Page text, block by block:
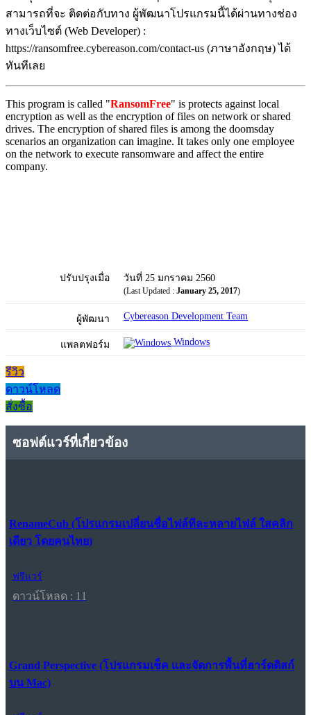
สามารถที่จะ ติดต่อกับทาง ผู้พัฒนาโปรแกรมนี้ได้ผ่านทางช่อง
ทางเว็บไซต์ (Web Developer) :
https://ransomfree.cybereason.com/contact-us (ภาษาอังกฤษ) ได้
ทันทีเลย
This program is called "RansomFree" is protects against local
encryption as well as the encryption of files on network or shared
drives. The encryption of shared files is among the doomsday
scenarios an organization can imagine. It takes only one employee
on the network to execute ransomware and affect the entire
company.
ปรับปรุงเมื่อ วันที่ 25 มกราคม 2560
(Last Updated : January 25, 2017)
ผู้พัฒนา Cybereason Development Team
แพลตฟอร์ม Windows
รีวิว
ดาวน์โหลด
สั่งซื้อ
ซอฟต์แวร์ที่เกี่ยวข้อง
RenameCub (โปรแกรมเปลี่ยนชื่อไฟล์ทีละหลายไฟล์ ใสคลิก
เดียว โดยคนไทย)
ฟรีแวร์
ดาวน์โหลด : 11
Grand Perspective (โปรแกรมเช็ค และจัดการพื้นที่ฮาร์ดดิสก์
บน Mac)